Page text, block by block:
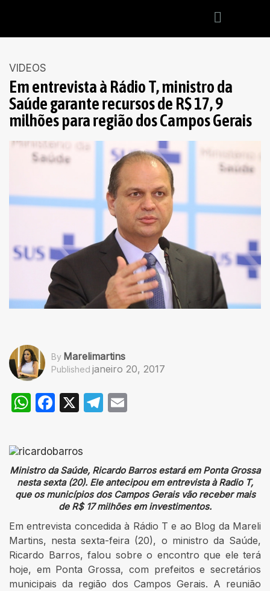
VIDEOS
Em entrevista à Rádio T, ministro da
Saúde garante recursos de R$ 17, 9
milhões para região dos Campos Gerais
By Marelimartins
Published janeiro 20, 2017
WhatsApp
Facebook
X Telegram
Ministro da Saúde, Ricardo Barros estará em Ponta Grossa
nesta sexta (20). Ele antecipou em entrevista à Radio T,
que os municípios dos Campos Gerais vão receber mais
de R$ 17 milhões em investimentos.
Em entrevista concedida à Rádio T e ao Blog da Mareli
Martins, nesta sexta-feira (20), o ministro da Saúde,
Ricardo Barros, falou sobre o encontro que ele terá
hoje, em Ponta Grossa, com prefeitos e secretários
municipais da região dos Campos Gerais. A reunião